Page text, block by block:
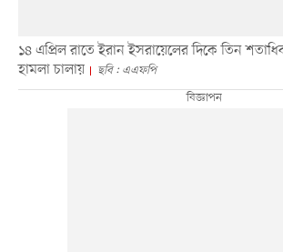
১৪ এপ্রিল রাতে ইরান ইসরায়েলের দিকে তিন শতাধিক
হামলা চালায়
ছবি : এএফপি